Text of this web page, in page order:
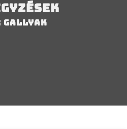
gallyak